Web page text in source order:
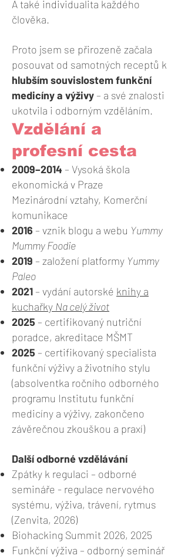
A také individualita každého
člověka.
Proto jsem se přirozeně začala
posouvat od samotných receptů k
hlubším souvislostem funkční
medicíny a výživy – a své znalosti
ukotvila i odborným vzděláním.
Vzdělání a
profesní cesta
2009–2014 – Vysoká škola
ekonomická v Praze
Mezinárodní vztahy, Komerční
komunikace
2016 – vznik blogu a webu Yummy
Mummy Foodie
2019 – založení platformy Yummy
Paleo
2021 – vydání autorské knihy a
kuchařky Na celý život
2025 – certifikovaný nutriční
poradce, akreditace MŠMT
2025 – certifikovaný specialista
funkční výživy a životního stylu
(absolventka ročního odborného
programu Institutu funkční
medicíny a výživy, zakončeno
závěrečnou zkouškou a praxí)
Další odborné vzdělávání
Zpátky k regulaci – odborné
semináře - regulace nervového
systému, výživa, trávení, rytmus
(Zenvita, 2026)
Biohacking Summit 2026, 2025
Funkční výživa – odborný seminář